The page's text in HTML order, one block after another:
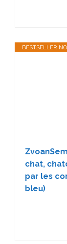
BESTSELLER
chat,
par les
bleu)